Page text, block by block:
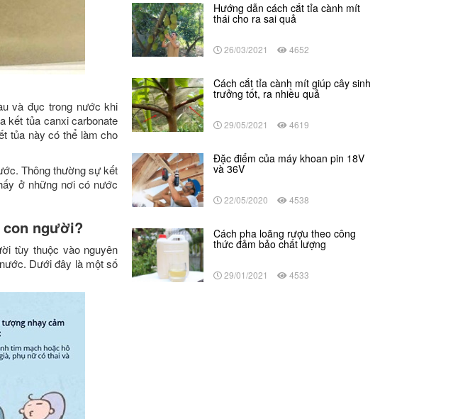
và đục trong nước khi
kết tủa canxi carbonate
tủa này có thể làm cho
Thông thường sự kết
ở những nơi có nước
con người?
tùy thuộc vào nguyên
Dưới đây là một số
Hướng dẫn cách cắt tỉa cành mít
thái cho ra sai quả
26/03/2021 4652
Cách cắt tỉa cành mít giúp cây sinh
trưởng tốt, ra nhiều quả
29/05/2021 4619
Đặc điểm của máy khoan pin 18V
và 36V
22/05/2020 4538
Cách pha loãng rượu theo công
thức đảm bảo chất lượng
29/01/2021 4533